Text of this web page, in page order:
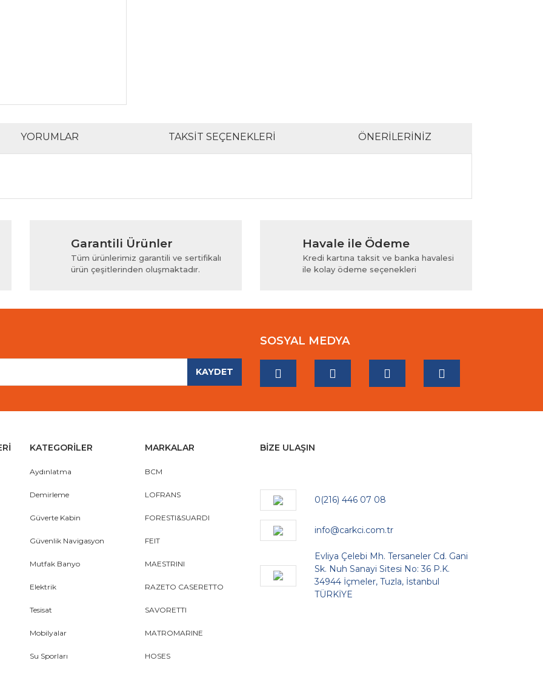
YORUMLAR TAKSIT SEÇENEKLERI ÖNERILERINIZ
Yorum Yaz
ve diğer konularda yetersiz gördüğünüz noktaları öneri formunu kullanarak tarafımıza iletebilirsiniz.
Garantili Ürünler
Tüm ürünlerimiz garantili ve sertifikalı
ürün çeşitlerinden oluşmaktadır.
Havale ile Ödeme
Kredi kartına taksit ve banka havalesi
ile kolay ödeme seçenekleri
KAYDET
SOSYAL MEDYA
KATEGORİLER
Aydınlatma
Demirleme
Güverte Kabin
Güvenlik Navigasyon
Mutfak Banyo
Elektrik
Tesisat
Mobilyalar
Su Sporları
MARKALAR
BCM
LOFRANS
FORESTI&SUARDI
FEIT
MAESTRINI
RAZETO CASERETTO
SAVORETTI
MATROMARINE
HOSES
BİZE ULAŞIN
0(216) 446 07 08
info@carkci.com.tr
Evliya Çelebi Mh. Tersaneler Cd. Gani
Sk. Nuh Sanayi Sitesi No: 36 P.K.
34944 İçmeler, Tuzla, İstanbul
TÜRKİYE